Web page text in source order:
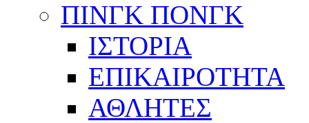
ΠΙΝΓΚ ΠΟΝΓΚ
ΙΣΤΟΡΙΑ
ΕΠΙΚΑΙΡΟΤΗΤΑ
ΑΘΛΗΤΕΣ